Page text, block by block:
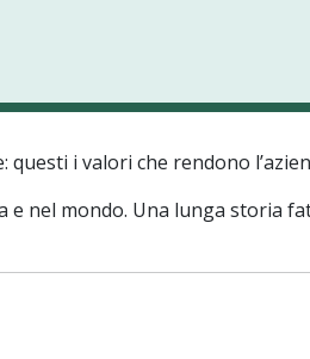
i valori che rendono
nel mondo. Una lunga storia